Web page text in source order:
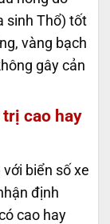
sinh Thổ) tốt
vàng bạch
gây cản
cao hay
biển số xe
định
cao hay